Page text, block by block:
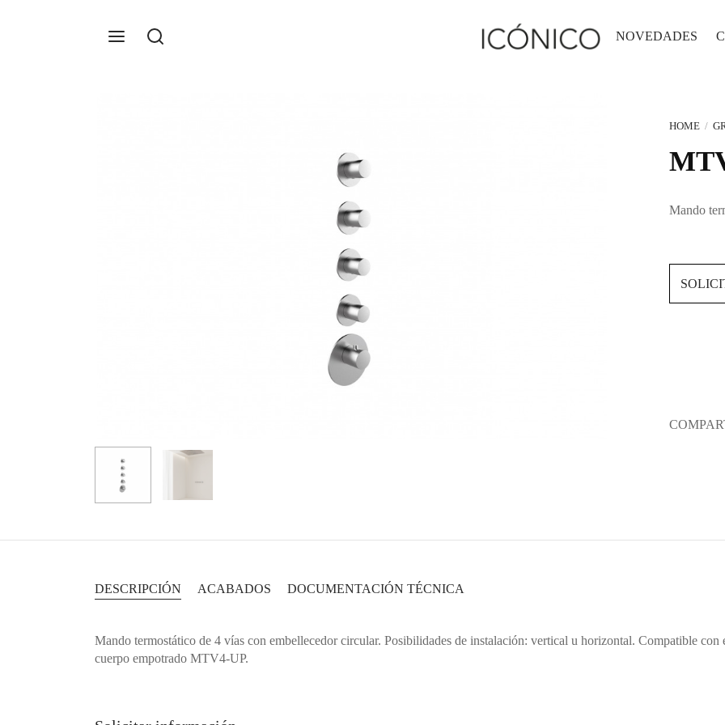
NOVEDADES
HOME /
Mando
DESCRIPCIÓN ACABADOS DOCUMENTACIÓN TÉCNICA
Mando termostático de 4 vías con embellecedor circular. Posibilidades de instalación: vertical u horizontal. Compatible con
cuerpo empotrado MTV4-UP.